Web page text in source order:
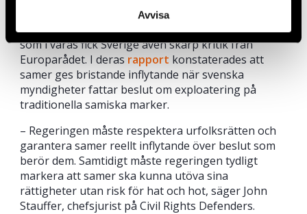
Avvisa
den får i praktiken. Sverige får återkommande kritik
från FN för att inte följa urfolksrätten och så sent
som i våras fick Sverige även skarp kritik från
Europarådet. I deras rapport konstaterades att
samer ges bristande inflytande när svenska
myndigheter fattar beslut om exploatering på
traditionella samiska marker.
– Regeringen måste respektera urfolksrätten och
garantera samer reellt inflytande över beslut som
berör dem. Samtidigt måste regeringen tydligt
markera att samer ska kunna utöva sina
rättigheter utan risk för hat och hot, säger John
Stauffer, chefsjurist på Civil Rights Defenders.